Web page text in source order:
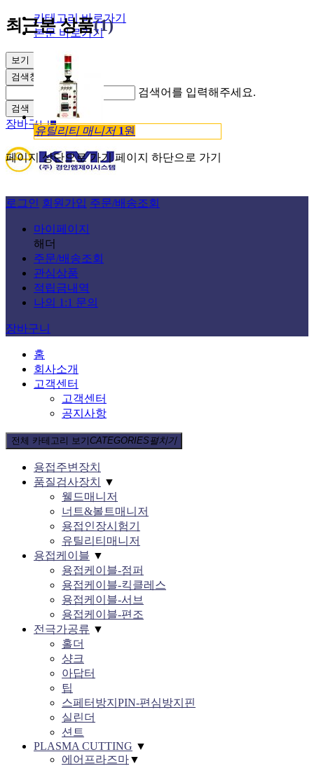
카테고리 바로가기
본문 바로가기
보기
검색창 열기
검색어를 입력해주세요.
검색
장바구니0
로그인 회원가입 주문/배송조회
마이페이지
해더
주문/배송조회
관심상품
적립금내역
나의 1:1 문의
장바구니
홈
회사소개
고객센터
고객센터
공지사항
전체 카테고리 보기 CATEGORIES펼치기
용접주변장치
품질검사장치
▼
웰드매니저
너트&볼트매니저
용접인장시험기
유틸리티매니저
용접케이블 ▼
용접케이블-점퍼
용접케이블-킥클레스
용접케이블-서브
용접케이블-편조
전극가공류 ▼
홀더
샹크
아답터
팁
스페터방지PIN-편심방지핀
실린더
션트
PLASMA CUTTING ▼
에어프라즈마▼
최근본 상품(1)
유틸리티 매니저 1원
페이지 상단으로 가기 페이지 하단으로 가기